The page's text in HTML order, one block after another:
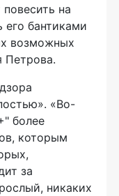
на
его бантиками
возможных
Петрова.
«Во-
более
которым
за
никаких